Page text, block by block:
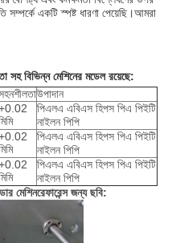
সম্পর্কে একটি স্পষ্ট ধারণা পেয়েছি।আমরা
সহ বিভিন্ন মেশিনের মডেল রয়েছে:
উপাদান
পিএলএ এবিএস হিপস পিএ পিইটি
নাইলন পিপি
পিএলএ এবিএস হিপস পিএ পিইটি
নাইলন পিপি
পিএলএ এবিএস হিপস পিএ পিইটি
নাইলন পিপি
মেশিনরেফারেন্স জন্য ছবি: